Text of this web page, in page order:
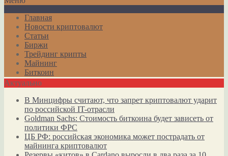
Главная
Новости криптовалют
Статьи
Биржи
Трейдинг крипты
Майнинг
Биткоин
Актуально
В Минцифры считают, что запрет криптовалют ударит
по российской IT-отрасли
Goldman Sachs: Стоимость биткоина будет зависеть от
политики ФРС
ЦБ РФ: российская экономика может пострадать от
майнинга криптовалют